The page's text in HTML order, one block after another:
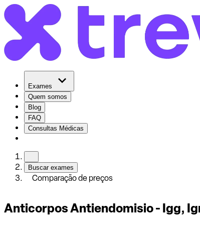
Exames
Quem somos
Blog
FAQ
Consultas Médicas
Buscar exames
Comparação de preços
Anticorpos Antiendomisio - Igg,